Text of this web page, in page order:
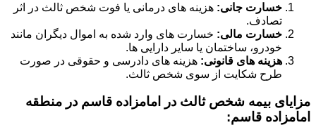
خسارت جانی: هزینه های درمانی یا فوت شخص ثالث در اثر
تصادف.
خسارت مالی: خسارت های وارد شده به اموال دیگران مانند
خودرو، ساختمان یا سایر دارایی ها.
هزینه های قانونی: هزینه های دادرسی و حقوقی در صورت
طرح شکایت از سوی شخص ثالث.
مزایای بیمه شخص ثالث در امامزاده قاسم در منطقه
امامزاده قاسم: